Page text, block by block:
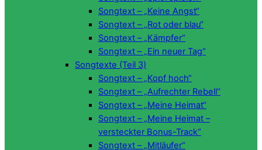
Songtext – „Keine Angst“
Songtext – „Rot oder blau“
Songtext – „Kämpfer“
Songtext – „Ein neuer Tag“
Songtexte (Teil 3)
Songtext – „Kopf hoch“
Songtext – „Aufrechter Rebell“
Songtext – „Meine Heimat“
Songtext – „Meine Heimat –
versteckter Bonus-Track“
Songtext – „Mitläufer“